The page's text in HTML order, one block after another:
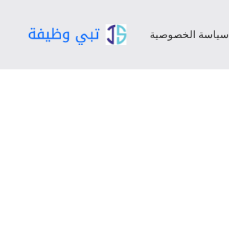
سياسة الخصوصية